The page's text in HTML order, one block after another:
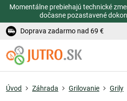
Momentálne prebiehajú technické
dočasne pozastavené
Doprava zadarmo nad 69 €
Úvod Záhrada Grilovanie Grily